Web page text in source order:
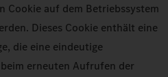
Cookie auf dem Betriebssystem
Dieses Cookie enthält eine
die eine eindeutige
erneuten Aufrufen der